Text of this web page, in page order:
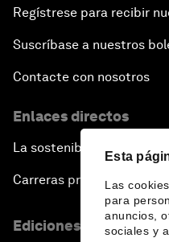
Esta
Las
para
anuncios,
sociales y
Regístrese para recibir
Suscríbase a nuestros
Contacte con nosotros
Enlaces directos
La sostenibilidad en el Foro
Carreras profesionales
Ediciones en otros